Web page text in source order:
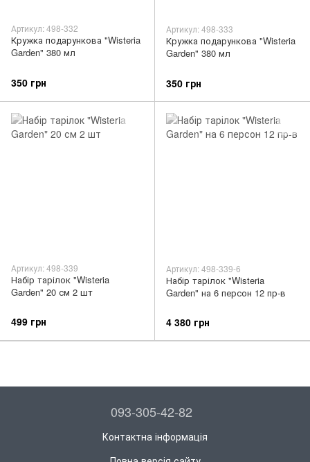
Артикул: 498-332
Кружка подарункова "Wisteria
Garden" 380 мл
350 грн
Артикул: 498-333
Кружка подарункова "Wisteria
Garden" 380 мл
350 грн
Артикул: 498-339
Набір тарілок "Wisteria
Garden" 20 см 2 шт
499 грн
Артикул: 498-339-6
Набір тарілок "Wisteria
Garden" на 6 персон 12 пр-в
4 380 грн
093-305-42-82
Контактна інформація